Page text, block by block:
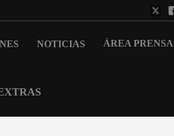
NOTICIAS ÁREA PRENSA